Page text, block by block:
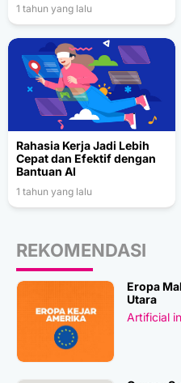
1 tahun yang lalu
Rahasia Kerja Jadi Lebih
Cepat dan Efektif dengan
Bantuan AI
1 tahun yang lalu
REKOMENDASI
Eropa
Utara
Artificial